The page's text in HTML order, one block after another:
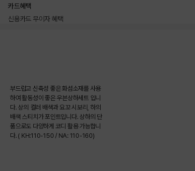
카드혜택
신용카드 무이자 혜택
부드럽고 신축성 좋은 화섬소재를 사용
하여 활동성이 좋은 우븐상하세트 입니
다. 상의 컬러 배색과 요꼬 시보리, 하의
배색 스티치가 포인트입니다. 상하의 단
품으로도 다양하게 코디 활용 가능합니
다. ( KH:110-150 / NA: 110-160)